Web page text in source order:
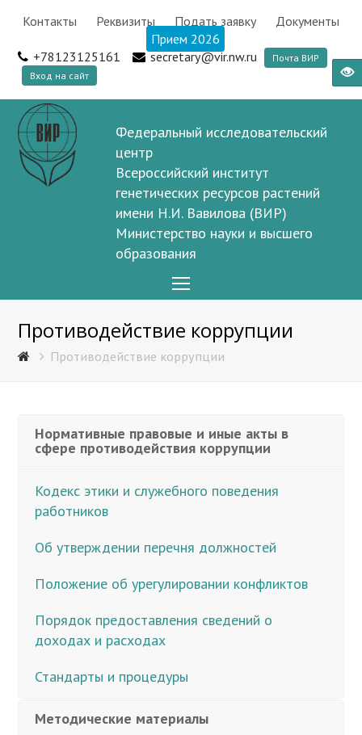
Контакты Реквизиты Подать заявку
Документы
Прием 2026
+78123125161
secretary@vir.nw.ru
Почта ВИР
Вход на сайт
Федеральный исследовательский
центр
Всероссийский институт
генетических ресурсов растений
имени Н.И. Вавилова (ВИР)
Министерство науки и высшего
образования
Menu
Противодействие коррупции
Противодействие коррупции
Нормативные правовые и иные акты в
сфере противодействия коррупции
Кодекс этики и служебного поведения
работников
Об утверждении перечня должностей
Положение об урегулировании конфликтов
Порядок предоставления сведений о
доходах и расходах
Стандарты и процедуры
Методические материалы